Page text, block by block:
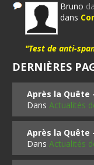
Bruno
dans
"Test de anti-
DERNIÈRES
Après la Quête
DansActualités
Après la Quête
DansActualités